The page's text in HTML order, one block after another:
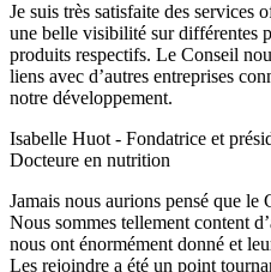
Je suis très satisfaite des
une belle visibilité sur différentes
produits respectifs. Le Conseil
liens avec d’autres entreprises
notre développement.​
Isabelle Huot - Fondatrice et
Docteure en nutrition
Jamais nous aurions pensé que
Nous sommes tellement content
nous ont énormément donné et
Les rejoindre a été un point